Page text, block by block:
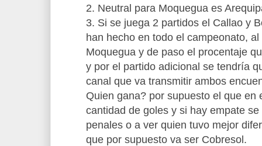
2. Neutral para Moquegua es
3. Si se juega 2 partidos el Callao y
han hecho en todo el campeonato,
Moquegua y de paso el procentaje
y por el partido adicional se tendría
canal que va transmitir ambos
Quien gana? por supuesto el que en
cantidad de goles y si hay empate
penales o a ver quien tuvo mejor
que por supuesto va ser Cobresol.